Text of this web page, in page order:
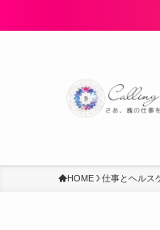
HOME 仕事とヘルス